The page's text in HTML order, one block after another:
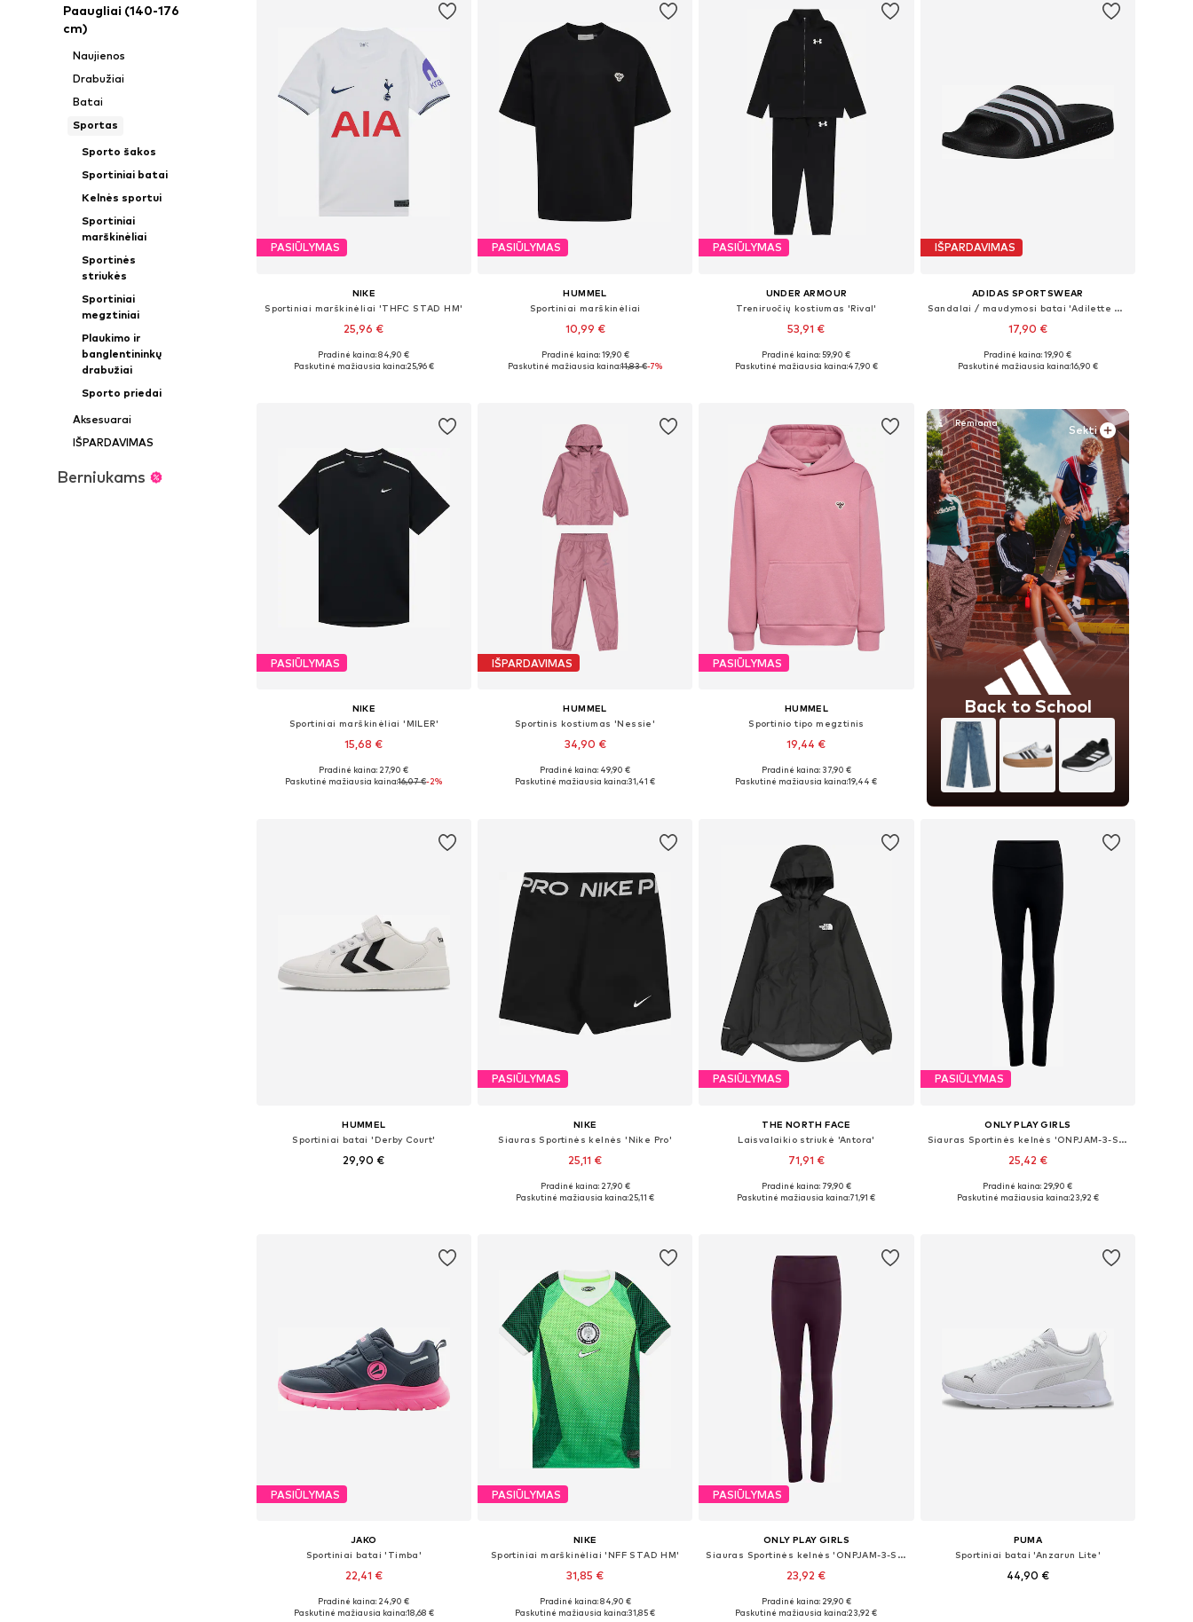
Paaugliai (140-176
cm)
Naujienos
Drabužiai
Batai
Sportas
Sporto šakos
Sportiniai batai
Kelnės sportui
Sportiniai
marškinėliai
Sportinės
striukės
Sportiniai
megztiniai
Plaukimo ir
banglentininkų
drabužiai
Sporto priedai
Aksesuarai
IŠPARDAVIMAS
Berniukams
PASIŪLYMAS
NIKE
Sportiniai marškinėliai 'THFC STAD HM'
25,96 €
Yra daugybė dydžių
Pradinė kaina: 84,90 €
Paskutinė mažiausia kaina:25,96 €
PASIŪLYMAS
HUMMEL
Sportiniai marškinėliai
10,99 €
Pradinė kaina: 19,90 €
Paskutinė mažiausia kaina:11,83 €-7%
PASIŪLYMAS
UNDER ARMOUR
Treniruočių kostiumas 'Rival'
53,91 €
Yra daugybė dydžių
Pradinė kaina: 59,90 €
Paskutinė mažiausia kaina:47,90 €
IŠPARDAVIMAS
ADIDAS SPORTSWEAR
Sandalai / maudymosi batai 'Adilette Aqua'
17,90 €
+1
Yra daugybė dydžių
Pradinė kaina: 19,90 €
Paskutinė mažiausia kaina:16,90 €
PASIŪLYMAS
NIKE
Sportiniai marškinėliai 'MILER'
15,68 €
Pradinė kaina: 27,90 €
Paskutinė mažiausia kaina:16,07 €-2%
IŠPARDAVIMAS
HUMMEL
Sportinis kostiumas 'Nessie'
34,90 €
Yra daugybė dydžių
Pradinė kaina: 49,90 €
Paskutinė mažiausia kaina:31,41 €
PASIŪLYMAS
HUMMEL
Sportinio tipo megztinis
19,44 €
Galimi dydžiai: 122-128, 146-152, 158-164
Pradinė kaina: 37,90 €
Paskutinė mažiausia kaina:19,44 €
Sekti
Back to School
HUMMEL
Sportiniai batai 'Derby Court'
29,90 €
PASIŪLYMAS
NIKE
Siauras Sportinės kelnės 'Nike Pro'
25,11 €
Yra daugybė dydžių
Pradinė kaina: 27,90 €
Paskutinė mažiausia kaina:25,11 €
PASIŪLYMAS
THE NORTH FACE
Laisvalaikio striukė 'Antora'
71,91 €
Yra daugybė dydžių
Pradinė kaina: 79,90 €
Paskutinė mažiausia kaina:71,91 €
PASIŪLYMAS
ONLY PLAY GIRLS
Siauras Sportinės kelnės 'ONPJAM-3-SANA'
25,42 €
Pradinė kaina: 29,90 €
Paskutinė mažiausia kaina:23,92 €
PASIŪLYMAS
JAKO
Sportiniai batai 'Timba'
22,41 €
Yra daugybė dydžių
Pradinė kaina: 24,90 €
Paskutinė mažiausia kaina:18,68 €
PASIŪLYMAS
NIKE
Sportiniai marškinėliai 'NFF STAD HM'
31,85 €
Yra daugybė dydžių
Pradinė kaina: 84,90 €
Paskutinė mažiausia kaina:31,85 €
PASIŪLYMAS
ONLY PLAY GIRLS
Siauras Sportinės kelnės 'ONPJAM-3-SANA'
23,92 €
Pradinė kaina: 29,90 €
Paskutinė mažiausia kaina:23,92 €
PUMA
Sportiniai batai 'Anzarun Lite'
44,90 €